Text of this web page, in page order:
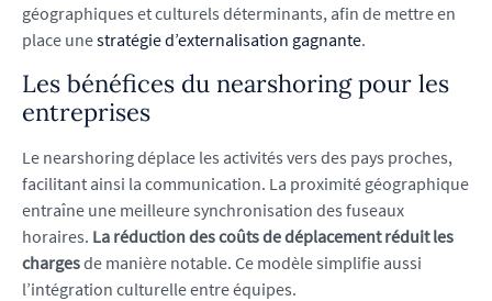
géographiques et culturels déterminants, afin de mettre en
place unestratégie d’externalisation gagnante.
Les bénéfices du nearshoring pour les
entreprises
Le nearshoring déplace les activités vers des pays proches,
facilitant ainsi la communication. La proximité géographique
entraîne une meilleure synchronisation des fuseaux
horaires. La réduction des coûts de déplacement réduit les
chargesde manière notable. Ce modèle simplifie aussi
l’intégration culturelle entre équipes.